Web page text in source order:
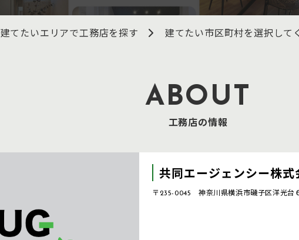
建てたいエリアで工務店を探す 建てたい市区町村を選択して
ABOUT
工務店の情報
共同エージェンシー株式
〒235-0045 神奈川県横浜市磯子区洋光台